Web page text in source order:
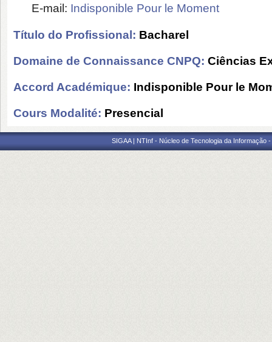
E-mail: Indisponible Pour le Moment
Título do Profissional: Bacharel
Domaine de Connaissance CNPQ: Ciências
Accord Académique: Indisponible Pour le
Cours Modalité: Presencial
SIGAA | NTInf - Núcleo de Tecnologia da